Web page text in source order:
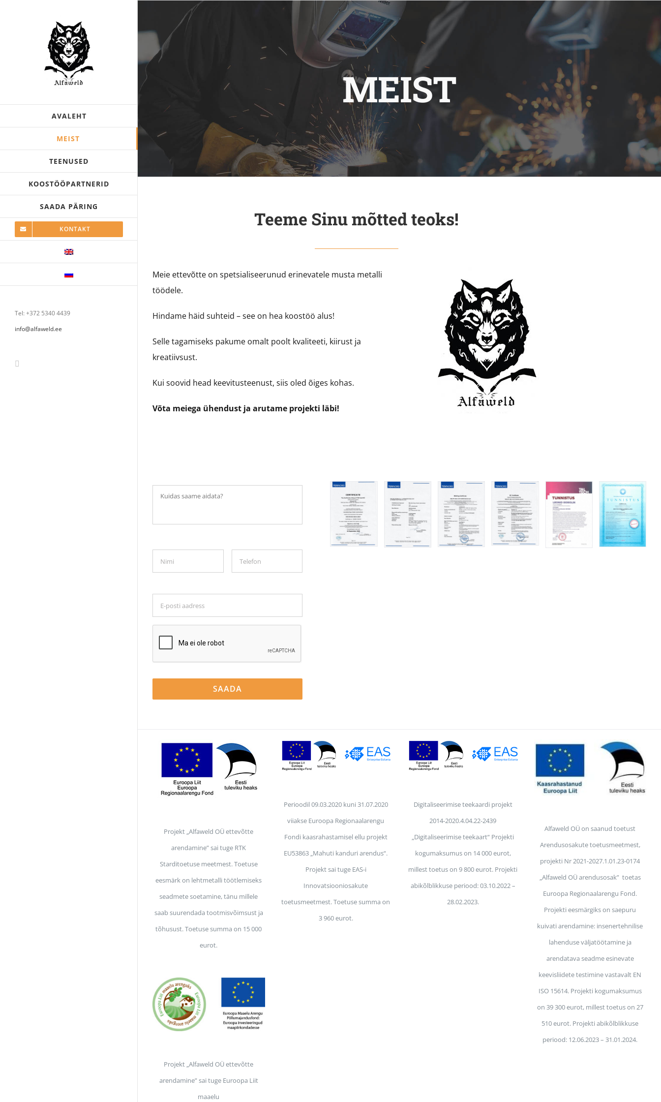
AVALEHT
MEIST
TEENUSED
KOOSTÖÖPARTNERID
SAADA PÄRING
KONTAKT
Tel: +372 5340 4439
info@alfaweld.ee
MEIST
Teeme Sinu mõtted teoks!
Meie ettevõtte on spetsialiseerunud erinevatele musta metalli
töödele.
Hindame häid suhteid – see on hea koostöö alus!
Selle tagamiseks pakume omalt poolt kvaliteeti, kiirust ja
kreatiivsust.
Kui soovid head keevitusteenust, siis oled õiges kohas.
Võta meiega ühendust ja arutame projekti läbi!
saame
E-
posti
aadress
Projekt „Alfaweld OÜ ettevõtte
arendamine” sai tuge RTK
Starditoetuse meetmest. Toetuse
eesmärk on lehtmetalli töötlemiseks
seadmete soetamine, tänu millele
saab suurendada tootmisvõimsust ja
tõhusust. Toetuse summa on 15 000
eurot.
Projekt „Alfaweld OÜ ettevõtte
arendamine” sai tuge Euroopa Liit
maaelu
Perioodil 09.03.2020 kuni 31.07.2020
viiakse Euroopa Regionaalarengu
Fondi kaasrahastamisel ellu projekt
EU53863 „Mahuti kanduri arendus“.
Projekt sai tuge EAS-i
Innovatsiooniosakute
toetusmeetmest. Toetuse summa on
3 960 eurot.
Digitaliseerimise teekaardi projekt
2014-2020.4.04.22-2439
„Digitaliseerimise teekaart“ Projekti
kogumaksumus on 14 000 eurot,
millest toetus on 9 800 eurot. Projekti
abikõlblikkuse periood: 03.10.2022 –
28.02.2023.
Alfaweld OÜ on saanud toetust
Arendusosakute toetusmeetmest,
projekti Nr 2021-2027.1.01.23-0174
„Alfaweld OÜ arendusosak” toetas
Euroopa Regionaalarengu Fond.
Projekti eesmärgiks on saepuru
kuivati arendamine: insenertehnilise
lahenduse väljatöötamine ja
arendatava seadme esinevate
keevisliidete testimine vastavalt EN
ISO 15614. Projekti kogumaksumus
on 39 300 eurot, millest toetus on 27
510 eurot. Projekti abikõlblikkuse
periood: 12.06.2023 – 31.01.2024.